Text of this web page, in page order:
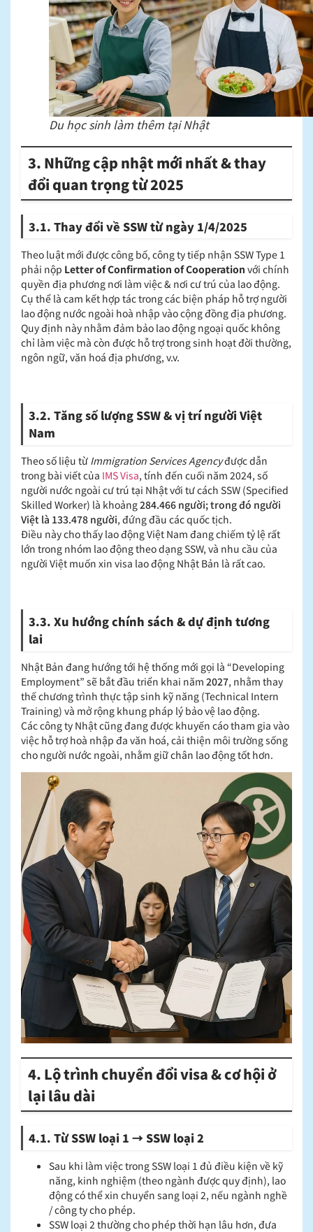
Du học sinh làm thêm tại Nhật
3. Những cập nhật mới nhất & thay
đổi quan trọng từ 2025
3.1. Thay đổi về SSW từ ngày 1/4/2025
Theo luật mới được công bố, công ty tiếp nhận SSW Type 1
phải nộp Letter of Confirmation of Cooperation với chính
quyền địa phương nơi làm việc & nơi cư trú của lao động.
Cụ thể là cam kết hợp tác trong các biện pháp hỗ trợ người
lao động nước ngoài hoà nhập vào cộng đồng địa phương.
Quy định này nhằm đảm bảo lao động ngoại quốc không
chỉ làm việc mà còn được hỗ trợ trong sinh hoạt đời thường,
ngôn ngữ, văn hoá địa phương, v.v.
3.2. Tăng số lượng SSW & vị trí người Việt
Nam
Theo số liệu từ Immigration Services Agencyđược dẫn
trong bài viết của IMS Visa, tính đến cuối năm 2024, số
người nước ngoài cư trú tại Nhật với tư cách SSW (Specified
Skilled Worker) là khoảng284.466 người; trong đó người
Việt là 133.478 người, đứng đầu các quốc tịch.
Điều này cho thấy lao động Việt Nam đang chiếm tỷ lệ rất
lớn trong nhóm lao động theo dạng SSW, và nhu cầu của
người Việt muốn xin visa lao động Nhật Bản là rất cao.
3.3. Xu hướng chính sách & dự định tương
lai
Nhật Bản đang hướng tới hệ thống mới gọi là “Developing
Employment” sẽ bắt đầu triển khai năm 2027, nhằm thay
thế chương trình thực tập sinh kỹ năng (Technical Intern
Training) và mở rộng khung pháp lý bảo vệ lao động.
Các công ty Nhật cũng đang được khuyến cáo tham gia vào
việc hỗ trợ hoà nhập đa văn hoá, cải thiện môi trường sống
cho người nước ngoài, nhằm giữ chân lao động tốt hơn.
4. Lộ trình chuyển đổi visa & cơ hội ở
lại lâu dài
4.1. Từ SSW loại 1 → SSW loại 2
Sau khi làm việc trong SSW loại 1 đủ điều kiện về kỹ
năng, kinh nghiệm (theo ngành được quy định), lao
động có thể xin chuyển sang loại 2, nếu ngành nghề
/ công ty cho phép.
SSW loại 2 thường cho phép thời hạn lâu hơn, đưa